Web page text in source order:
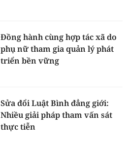
Đồng hành cùng hợp tác xã do
phụ nữ tham gia quản lý phát
triển bền vững
Sửa đổi Luật Bình đẳng giới:
Nhiều giải pháp tham vấn sát
thực tiễn